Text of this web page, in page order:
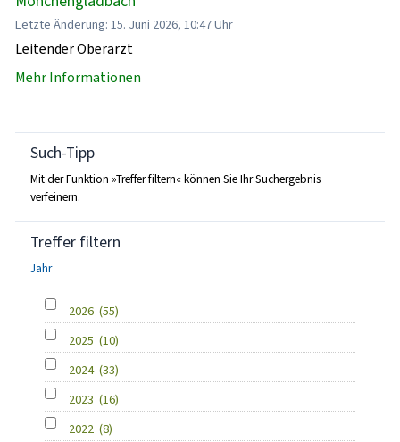
Letzte Änderung: 15. Juni 2026, 10:47 Uhr
Leitender Oberarzt
Mehr Informationen
Such-Tipp
Mit der Funktion »Treffer filtern« können Sie Ihr Suchergebnis
verfeinern.
Treffer filtern
Jahr
2026 (55)
2025 (10)
2024 (33)
2023 (16)
2022 (8)